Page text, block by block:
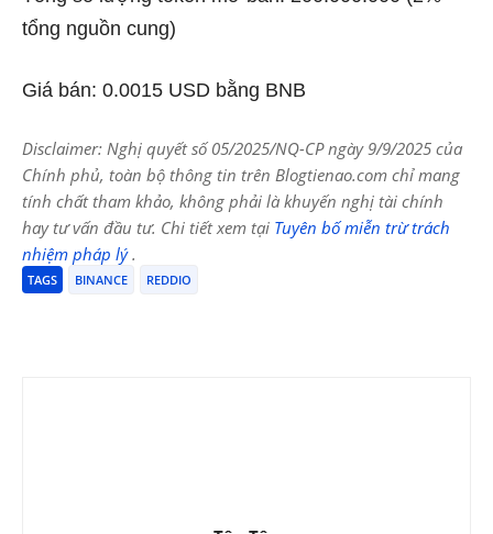
tổng nguồn cung)
Giá bán: 0.0015 USD bằng BNB
Disclaimer: Nghị quyết số 05/2025/NQ-CP ngày 9/9/2025 của
Chính phủ, toàn bộ thông tin trên Blogtienao.com chỉ mang
tính chất tham khảo, không phải là khuyến nghị tài chính
hay tư vấn đầu tư. Chi tiết xem tại Tuyên bố miễn trừ trách
nhiệm pháp lý.
TAGS BINANCE REDDIO